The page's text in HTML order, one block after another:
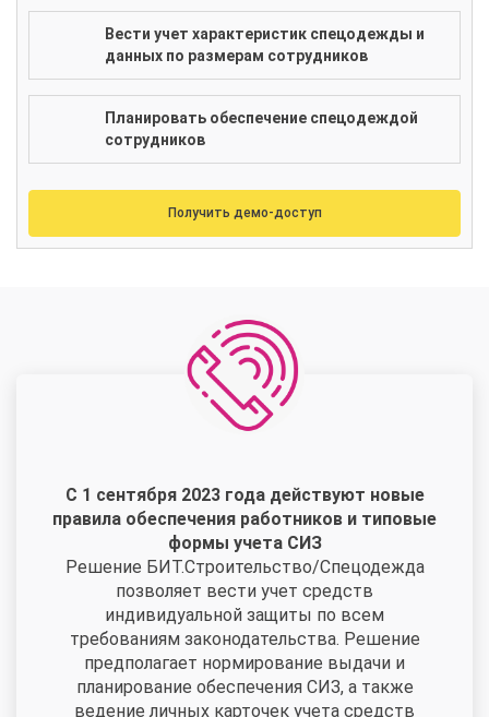
Вести учет характеристик спецодежды и
данных по размерам сотрудников
Планировать обеспечение спецодеждой
сотрудников
Получить демо-доступ
С 1 сентября 2023 года действуют новые
правила обеспечения работников и типовые
формы учета СИЗ
Решение БИТ.Строительство/Спецодежда
позволяет вести учет средств
индивидуальной защиты по всем
требованиям законодательства. Решение
предполагает нормирование выдачи и
планирование обеспечения СИЗ, а также
ведение личных карточек учета средств